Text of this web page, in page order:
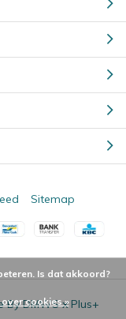
ByDMWSxPlus+
Sitemap
Is dat akkoord?
over cookies »